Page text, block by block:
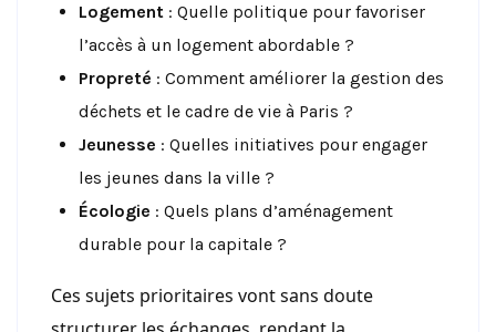
Logement : Quelle politique pour favoriser
l’accès à un logement abordable ?
Propreté : Comment améliorer la gestion des
déchets et le cadre de vie à Paris ?
Jeunesse : Quelles initiatives pour engager
les jeunes dans la ville ?
Écologie : Quels plans d’aménagement
durable pour la capitale ?
Ces sujets prioritaires vont sans doute